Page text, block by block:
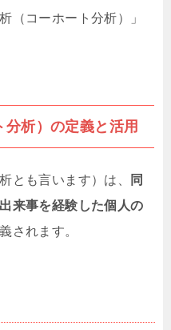
（コーホート分析）」
析）の定義と活用
とも言います）は、
同
来事を経験した個人の
されます。